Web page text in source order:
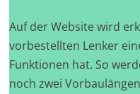
Auf der Website wird
vorbestellten Lenker
Funktionen hat. So
noch zwei